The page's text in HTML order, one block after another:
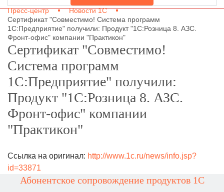
Пресс-центр
Новости 1С
Сертификат "Совместимо! Система программ
1С:Предприятие" получили: Продукт "1С:Розница 8. АЗС.
Фронт-офис" компании "Практикон"
Сертификат "Совместимо!
Система программ
1С:Предприятие" получили:
Продукт "1С:Розница 8. АЗС.
Фронт-офис" компании
"Практикон"
Ссылка на оригинал: http://www.1c.ru/news/info.jsp?
id=33871
Абонентское сопровождение продуктов 1C